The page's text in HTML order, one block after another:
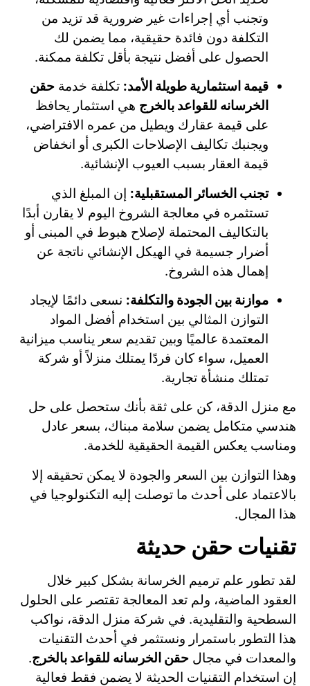
وتجنب أي إجراءات غير ضرورية قد تزيد من
التكلفة دون فائدة حقيقية، مما يضمن لك
الحصول على أفضل نتيجة بأقل تكلفة ممكنة.
قيمة استثمارية طويلة الأمد: تكلفة خدمة حقن
الخرسانه للقواعد بالخرج هي استثمار يحافظ
على قيمة عقارك ويطيل من عمره الافتراضي،
ويجنبك تكاليف الإصلاحات الكبرى أو انخفاض
قيمة العقار بسبب العيوب الإنشائية.
تجنب الخسائر المستقبلية: إن المبلغ الذي
تستثمره في معالجة الشروخ اليوم لا يقارن أبدًا
بالتكاليف المحتملة لإصلاح هبوط في المبنى أو
أضرار جسيمة في الهيكل الإنشائي ناتجة عن
إهمال هذه الشروخ.
موازنة بين الجودة والتكلفة: نسعى دائمًا لإيجاد
التوازن المثالي بين استخدام أفضل المواد
المعتمدة عالميًا وبين تقديم سعر يناسب ميزانية
العميل، سواء كان فردًا يمتلك منزلاً أو شركة
تمتلك منشأة تجارية.
مع منزل الدقة، كن على ثقة بأنك ستحصل على حل
هندسي متكامل يضمن سلامة مبناك، بسعر عادل
ومناسب يعكس القيمة الحقيقية للخدمة.
وهذا التوازن بين السعر والجودة لا يمكن تحقيقه إلا
بالاعتماد على أحدث ما توصلت إليه التكنولوجيا في
هذا المجال.
تقنيات حقن حديثة
لقد تطور علم ترميم الخرسانة بشكل كبير خلال
العقود الماضية، ولم تعد المعالجة تقتصر على الحلول
السطحية والتقليدية. في شركة منزل الدقة، نواكب
هذا التطور باستمرار ونستثمر في أحدث التقنيات
والمعدات في مجال حقن الخرسانه للقواعد بالخرج.
إن استخدام التقنيات الحديثة لا يضمن فقط فعالية